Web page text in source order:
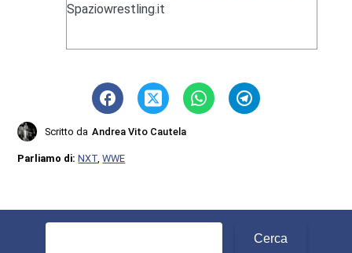
Spaziowrestling.it
Scritto da Andrea Vito Cautela
Parliamo di:NXT ,WWE